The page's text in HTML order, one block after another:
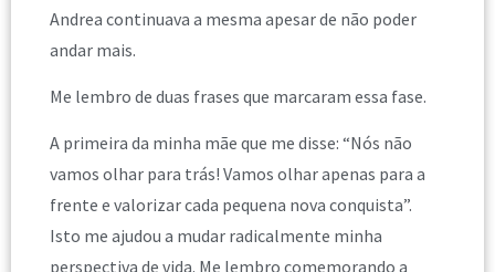
Andrea continuava a mesma apesar de não poder
andar mais.
Me lembro de duas frases que marcaram essa fase.
A primeira da minha mãe que me disse: “Nós não
vamos olhar para trás! Vamos olhar apenas para a
frente e valorizar cada pequena nova conquista”.
Isto me ajudou a mudar radicalmente minha
perspectiva de vida. Me lembro comemorando a